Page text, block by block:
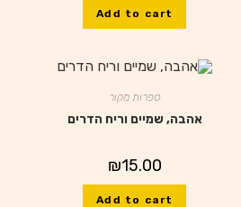
Add to cart
ספרות מקור
אהבה, שמיים וריח הדרים
₪15.00
Add to cart